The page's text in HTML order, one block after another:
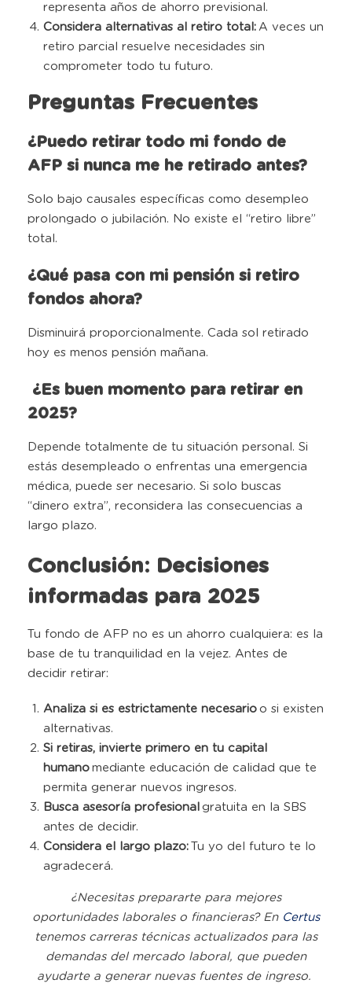
representa años de ahorro previsional.
Considera alternativas al retiro total: A veces un
retiro parcial resuelve necesidades sin
comprometer todo tu futuro.
Preguntas Frecuentes
¿Puedo retirar todo mi fondo de
AFP si nunca me he retirado antes?
Solo bajo causales específicas como desempleo
prolongado o jubilación. No existe el “retiro libre”
total.
¿Qué pasa con mi pensión si retiro
fondos ahora?
Disminuirá proporcionalmente. Cada sol retirado
hoy es menos pensión mañana.
¿Es buen momento para retirar en
2025?
Depende totalmente de tu situación personal. Si
estás desempleado o enfrentas una emergencia
médica, puede ser necesario. Si solo buscas
“dinero extra”, reconsidera las consecuencias a
largo plazo.
Conclusión: Decisiones
informadas para 2025
Tu fondo de AFP no es un ahorro cualquiera: es la
base de tu tranquilidad en la vejez. Antes de
decidir retirar:
Analiza si es estrictamente necesario o si existen
alternativas.
Si retiras, invierte primero en tu capital
humano mediante educación de calidad que te
permita generar nuevos ingresos.
Busca asesoría profesional gratuita en la SBS
antes de decidir.
Considera el largo plazo: Tu yo del futuro te lo
agradecerá.
¿Necesitas prepararte para mejores
oportunidades laborales o financieras? En Certus
tenemos carreras técnicas actualizados para las
demandas del mercado laboral, que pueden
ayudarte a generar nuevas fuentes de ingreso.